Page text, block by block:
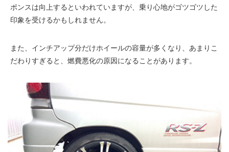
ポンスは向上するといわれていますが、乗り心地がゴツゴツした
印象を受けるかもしれません。
また、インチアップ分だけホイールの容量が多くなり、あまりこ
だわりすぎると、燃費悪化の原因になることがあります。